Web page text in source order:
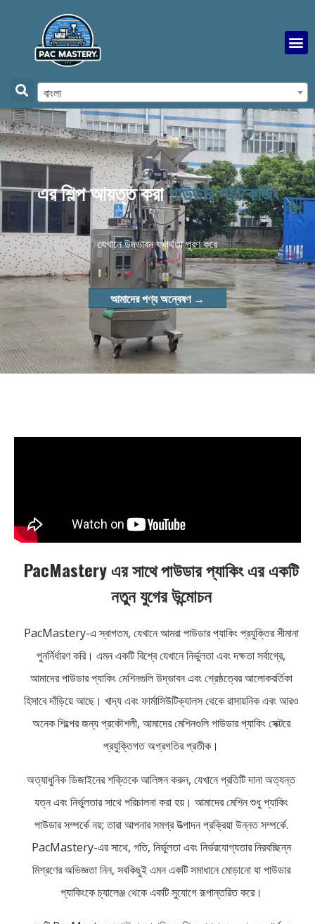
বাংলা
এর শিল্প আয়ত্ত করাপাউডার প্যাকেজিং
যেখানে উদ্ভাবন যথার্থতা পূরণ করে
আমাদের পণ্য অন্বেষণ →
PacMastery এর সাথে পাউডার প্যাকিং এর একটি
নতুন যুগের উন্মোচন
PacMastery-এ স্বাগতম, যেখানে আমরা পাউডার প্যাকিং প্রযুক্তির সীমানা
পুনর্নির্ধারণ করি। এমন একটি বিশ্বে যেখানে নির্ভুলতা এবং দক্ষতা সর্বাগ্রে,
আমাদের পাউডার প্যাকিং মেশিনগুলি উদ্ভাবন এবং শ্রেষ্ঠত্বের আলোকবর্তিকা
হিসাবে দাঁড়িয়ে আছে। খাদ্য এবং ফার্মাসিউটিক্যালস থেকে রাসায়নিক এবং আরও
অনেক শিল্পের জন্য প্রকৌশলী, আমাদের মেশিনগুলি পাউডার প্যাকিং সেক্টরে
প্রযুক্তিগত অগ্রগতির প্রতীক।
অত্যাধুনিক ডিজাইনের শক্তিকে আলিঙ্গন করুন, যেখানে প্রতিটি দানা অত্যন্ত
যত্ন এবং নির্ভুলতার সাথে পরিচালনা করা হয়। আমাদের মেশিন শুধু প্যাকিং
পাউডার সম্পর্কে নয়; তারা আপনার সমগ্র উত্পাদন প্রক্রিয়া উন্নত সম্পর্কে.
PacMastery-এর সাথে, গতি, নির্ভুলতা এবং নির্ভরযোগ্যতার নিরবচ্ছিন্ন
মিশ্রণের অভিজ্ঞতা নিন, সবকিছুই এমন একটি সমাধানে মোড়ানো যা পাউডার
প্যাকিংকে চ্যালেঞ্জ থেকে একটি সুযোগে রূপান্তরিত করে।